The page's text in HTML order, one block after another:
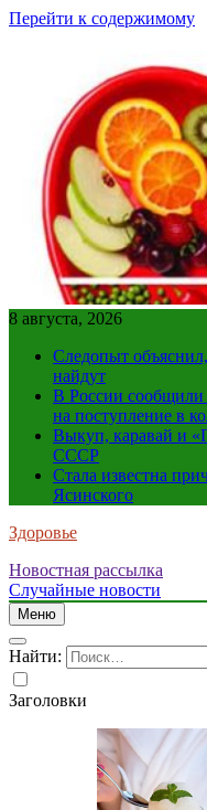
Перейти к содержимому
8 августа, 2026
Следопыт
найдут
В России сообщили
на поступление в
Выкуп, каравай и
СССР
Стала известна
Ясинского
Здоровье
Новостная рассылка
Случайные новости
Меню
Найти:
Заголовки